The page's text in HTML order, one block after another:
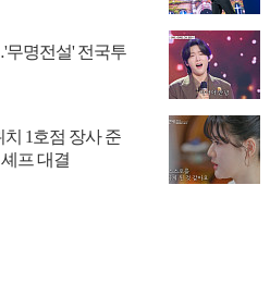
명전설' 전국투
1호점 장사 준
프 대결